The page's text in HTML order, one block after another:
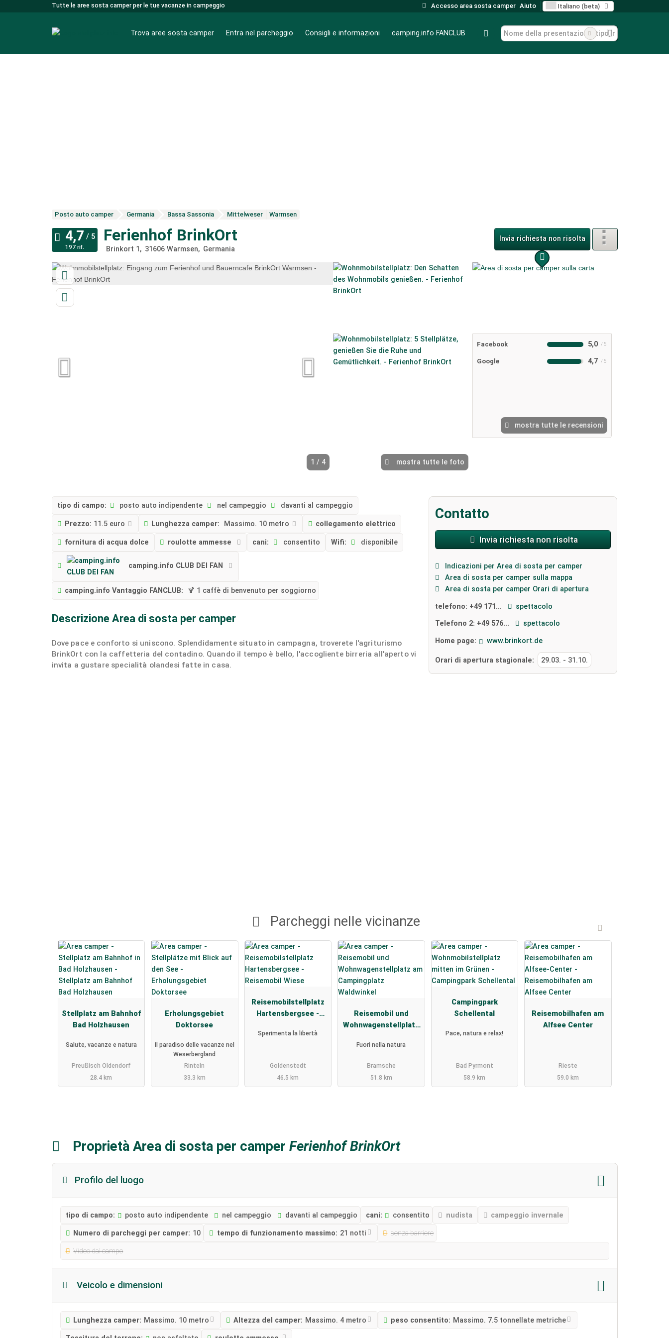
Tutte le aree sosta camper per le tue vacanze in campeggio Accesso area sosta camper Aiuto Italiano (beta)
Trova aree sosta camper Entra nel parcheggio Consigli e informazioni camping.info FANCLUB
Posto auto camper Germania Bassa Sassonia Mittelweser Warmsen
Ferienhof BrinkOrt
Brinkort 1 31606 Warmsen Germania
Invia richiesta non risolta
197 rif.
1 / 4 mostra tutte le foto
Facebook 5,0
Google 4,7
mostra tutte le recensioni
tipo di campo: posto auto indipendente nel campeggio davanti al campeggio
Prezzo: 11.5 euro Lunghezza camper: Massimo. 10 metro collegamento elettrico
fornitura di acqua dolce roulotte ammesse cani: consentito Wifi: disponibile
camping.info CLUB DEI FAN
camping.info Vantaggio FANCLUB: 🍹 1 caffè di benvenuto per soggiorno
Descrizione Area di sosta per camper
Dove pace e conforto si uniscono. Splendidamente situato in campagna, troverete l'agriturismo
BrinkOrt con la caffetteria del contadino. Quando il tempo è bello, l'accogliente birreria all'aperto vi
invita a gustare specialità olandesi fatte in casa.
Contatto
Invia richiesta non risolta
Indicazioni per Area di sosta per camper
Area di sosta per camper sulla mappa
Area di sosta per camper Orari di apertura
telefono: +49 171... spettacolo
Telefono 2: +49 576... spettacolo
Home page: www.brinkort.de
Orari di apertura stagionale: 29.03. - 31.10.
Parcheggi nelle vicinanze
Stellplatz am Bahnhof
Bad Holzhausen
Salute, vacanze e natura
Preußisch Oldendorf
28.4 km
Erholungsgebiet
Doktorsee
Il paradiso delle vacanze nel
Weserbergland
Rinteln
33.3 km
Reisemobilstellplatz
Hartensbergsee -
Sperimenta la libertà
Goldenstedt
46.5 km
Reisemobil und
Wohnwagenstellplatz
Waldwinkel
Fuori nella natura
Bramsche
51.8 km
Campingpark
Schellental
Pace, natura e relax!
Bad Pyrmont
58.9 km
Reisemobilhafen am
Alfsee Center
Rieste
59.0 km
Proprietà Area di sosta per camperFerienhof BrinkOrt
Profilo del luogo
tipo di campo: posto auto indipendente nel campeggio davanti al campeggio cani: consentito nudista campeggio invernale
Numero di parcheggi per camper: 10 tempo di funzionamento massimo: 21 notti senza barriere
Video dal campo
Veicolo e dimensioni
Lunghezza camper: Massimo. 10 metro Altezza del camper: Massimo. 4 metro peso consentito: Massimo. 7.5 tonnellate metriche